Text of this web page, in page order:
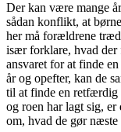
Der kan være mange
sådan konflikt, at
her må forældrene
især forklare, hvad der
ansvaret for at finde
år og opefter, kan de
til at finde en retfærdig
og roen har lagt sig, er
om, hvad de gør næste